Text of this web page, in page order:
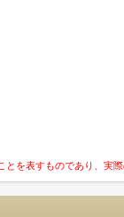
を表すものであり、実